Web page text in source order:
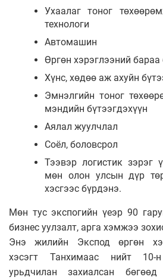
Ухаалаг тоног
технологи
Автомашин
Өргөн хэрэглээний бараа
Хүнс, хөдөө аж ахуйн
Эмнэлгийн тоног
мэндийн бүтээгдэхүүн
Аялал жуулчлал
Соёл, боловсрол
Тээвэр логистик зэрэг
мөн олон улсын дүр
хэсгээс бүрдэнэ.
Мөн тус экспогийн үеэр 90
бизнес уулзалт, арга хэмжээ
Энэ жилийн Экспод өргөн
хэсэгт Танхимаас нийт 10-
урьдчилан захиалсан